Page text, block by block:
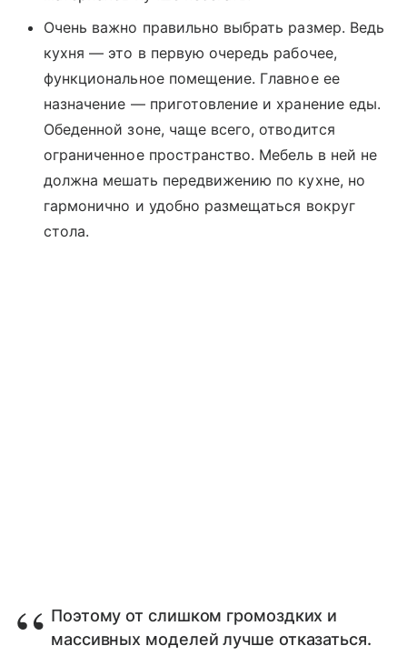
Очень важно правильно выбрать размер. Ведь
кухня — это в первую очередь рабочее,
функциональное помещение. Главное ее
назначение — приготовление и хранение еды.
Обеденной зоне, чаще всего, отводится
ограниченное пространство. Мебель в ней не
должна мешать передвижению по кухне, но
гармонично и удобно размещаться вокруг
стола.
Поэтому от слишком громоздких и
массивных моделей лучше отказаться.